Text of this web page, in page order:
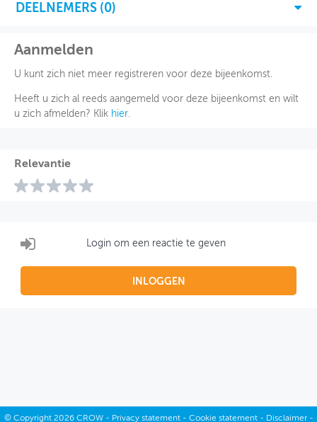
DEELNEMERS (0)
Aanmelden
U kunt zich niet meer registreren voor deze bijeenkomst.
Heeft u zich al reeds aangemeld voor deze bijeenkomst en wilt
u zich afmelden? Klik hier.
Relevantie
Login om een reactie te geven
INLOGGEN
© Copyright2026 CROW - Privacy statement- Cookie statement- Disclaimer-